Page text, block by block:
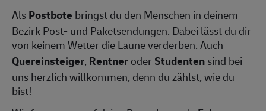
AlsPostbote bringst du den Menschen in deinem
Bezirk Post- und Paketsendungen. Dabei lässt du dir
von keinem Wetter die Laune verderben. Auch
Quereinsteiger, RentneroderStudentensind bei
uns herzlich willkommen, denn du zählst, wie du
bist!